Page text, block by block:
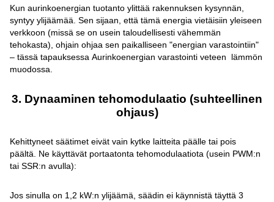
Kun aurinkoenergian tuotanto ylittää rakennuksen kysynnän,
syntyy ylijäämää. Sen sijaan, että tämä energia vietäisiin yleiseen
verkkoon (missä se on usein taloudellisesti vähemmän
tehokasta), ohjain ohjaa sen paikalliseen "energian varastointiin"
– tässä tapauksessa Aurinkoenergian varastointi veteen lämmön
muodossa.
3. Dynaaminen tehomodulaatio (suhteellinen
ohjaus)
Kehittyneet säätimet eivät vain kytke laitteita päälle tai pois
päältä. Ne käyttävät portaatonta tehomodulaatiota (usein PWM:n
tai SSR:n avulla):
Jos sinulla on 1,2 kW:n ylijäämä, säädin ei käynnistä täyttä 3